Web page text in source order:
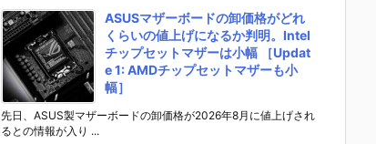
ASUSマザーボードの卸価格がどれ
くらいの値上げになるか判明。Intel
チップセットマザーは小幅 ［Updat
e 1: AMDチップセットマザーも小
幅］
先日、ASUS製マザーボードの卸価格が2026年8月に値上げされ
るとの情報が入り ...